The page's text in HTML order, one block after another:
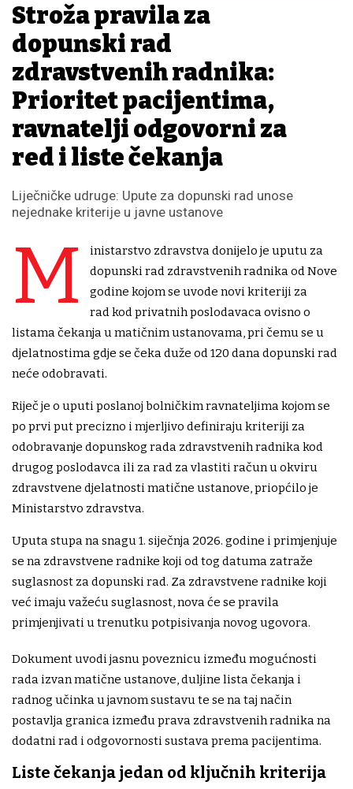
Stroža pravila za
dopunski rad
zdravstvenih radnika:
Prioritet pacijentima,
ravnatelji odgovorni za
red i liste čekanja
Liječničke udruge: Upute za dopunski rad unose
nejednake kriterije u javne ustanove
M
inistarstvo zdravstva donijelo je uputu za
dopunski rad zdravstvenih radnika od Nove
godine kojom se uvode novi kriteriji za
rad kod privatnih poslodavaca ovisno o
listama čekanja u matičnim ustanovama, pri čemu se u
djelatnostima gdje se čeka duže od 120 dana dopunski rad
neće odobravati.
Riječ je o uputi poslanoj bolničkim ravnateljima kojom se
po prvi put precizno i mjerljivo definiraju kriteriji za
odobravanje dopunskog rada zdravstvenih radnika kod
drugog poslodavca ili za rad za vlastiti račun u okviru
zdravstvene djelatnosti matične ustanove, priopćilo je
Ministarstvo zdravstva.
Uputa stupa na snagu 1. siječnja 2026. godine i primjenjuje
se na zdravstvene radnike koji od tog datuma zatraže
suglasnost za dopunski rad. Za zdravstvene radnike koji
već imaju važeću suglasnost, nova će se pravila
primjenjivati u trenutku potpisivanja novog ugovora.
Dokument uvodi jasnu poveznicu između mogućnosti
rada izvan matične ustanove, duljine lista čekanja i
radnog učinka u javnom sustavu te se na taj način
postavlja granica između prava zdravstvenih radnika na
dodatni rad i odgovornosti sustava prema pacijentima.
Liste čekanja jedan od ključnih kriterija